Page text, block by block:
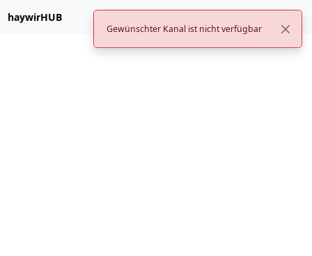
Gewünschter Kanal ist nicht verfügbar
haywirHUB